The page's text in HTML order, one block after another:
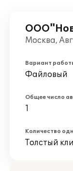
Москва,
Вариант
Файловый
Общее число
1
Количество
Толстый